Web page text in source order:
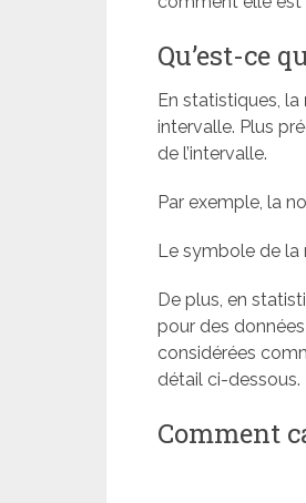
Qu’est-ce
En statistiques, la
intervalle. Plus
de l’intervalle.
Par exemple, la
Le symbole de la
De plus, en
pour des
considérées
détail ci-dessous.
Comment